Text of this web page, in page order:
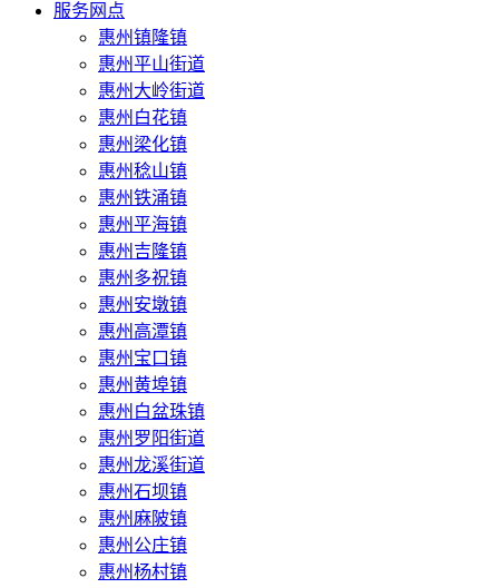
服务网点
惠州镇隆镇
惠州平山街道
惠州大岭街道
惠州白花镇
惠州梁化镇
惠州稔山镇
惠州铁涌镇
惠州平海镇
惠州吉隆镇
惠州多祝镇
惠州安墩镇
惠州高潭镇
惠州宝口镇
惠州黄埠镇
惠州白盆珠镇
惠州罗阳街道
惠州龙溪街道
惠州石坝镇
惠州麻陂镇
惠州公庄镇
惠州杨村镇